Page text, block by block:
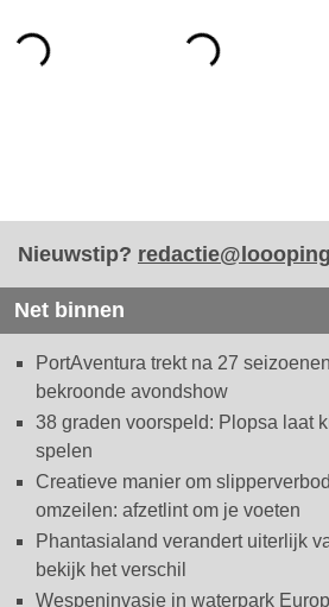
Nieuwstip?
Net binnen
PortAventura trekt na 27
bekroonde avondshow
38 graden voorspeld: Plopsa laat
spelen
Creatieve manier om
omzeilen: afzetlint om je voeten
Phantasialand verandert uiterlijk
bekijk het verschil
Wespeninvasie in waterpark